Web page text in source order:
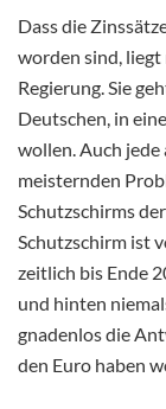
Dass die
worden sind,
Regierung. Sie
Deutschen, in
wollen. Auch jede
meisternden
Schutzschirms
Schutzschirm ist
zeitlich bis Ende
und hinten
gnadenlos die
den Euro haben